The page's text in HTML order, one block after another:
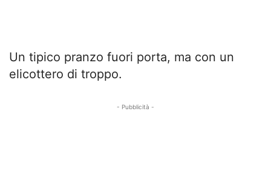
Un tipico pranzo fuori porta, ma con un
elicottero di troppo.
- Pubblicità -